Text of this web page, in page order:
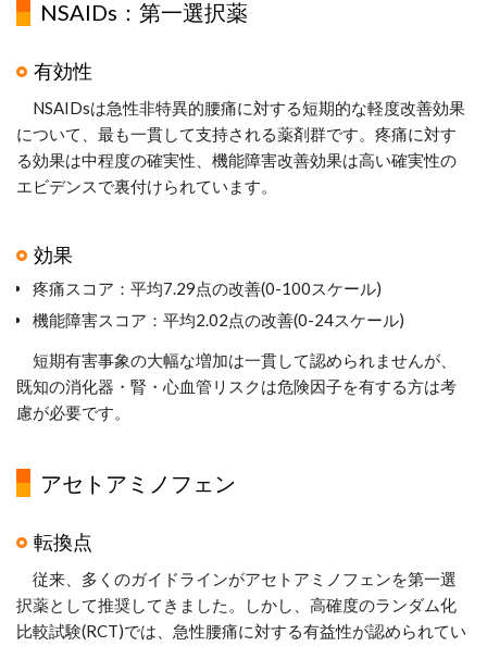
NSAIDs：第一選択薬
有効性
NSAIDsは急性非特異的腰痛に対する短期的な軽度改善効果
について、最も一貫して支持される薬剤群です。疼痛に対す
る効果は中程度の確実性、機能障害改善効果は高い確実性の
エビデンスで裏付けられています。
効果
疼痛スコア：平均7.29点の改善(0-100スケール)
機能障害スコア：平均2.02点の改善(0-24スケール)
短期有害事象の大幅な増加は一貫して認められませんが、
既知の消化器・腎・心血管リスクは危険因子を有する方は考
慮が必要です。
アセトアミノフェン
転換点
従来、多くのガイドラインがアセトアミノフェンを第一選
択薬として推奨してきました。しかし、高確度のランダム化
比較試験(RCT)では、急性腰痛に対する有益性が認められてい